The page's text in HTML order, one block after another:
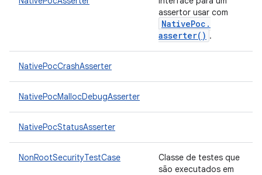
assertor usar com
NativePoc .
asserter( ) .
NativePocCrashAsserter
NativePocMallocDebugAsserter
NativePocStatusAsserter
NonRootSecurityTestCase
Classe de testes que
são executados em